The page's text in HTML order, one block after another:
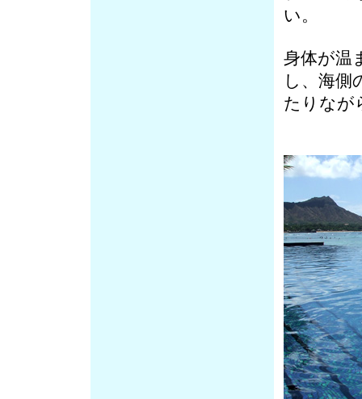
い。
身体が温
し、海側
たりなが